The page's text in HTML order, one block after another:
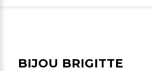
BIJOU BRIGITTE